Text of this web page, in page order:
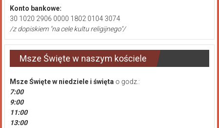
Konto bankowe:
30 1020 2906 0000 1802 0104 3074
/z dopiskiem "na cele kultu religijnego"/
Msze Święte w naszym kościele
Msze Świętew niedziele i święta o godz.:
7:00
9:00
11:00
13:00